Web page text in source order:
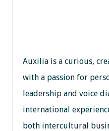
Auxilia is a curious,
with a passion for
leadership and voice
international
both intercultural